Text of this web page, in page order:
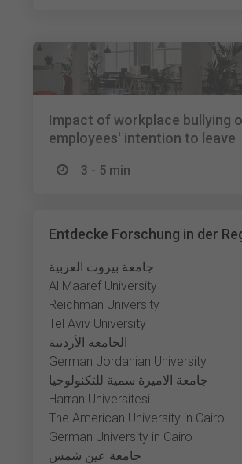
Impact of workplace bullying
employees' intention to leave
3 - 5 min
Entdecke Forschung in der
جامعة بيروت العربية
Al Maaref University
Reichman University
Tel Aviv University
الجامعة الأردنية
German Jordanian University
جامعة الاميرة سمية للتكنولوجيا
Harran Üniversitesi
The American University in Cairo
German University in Cairo
جامعة عين شمس